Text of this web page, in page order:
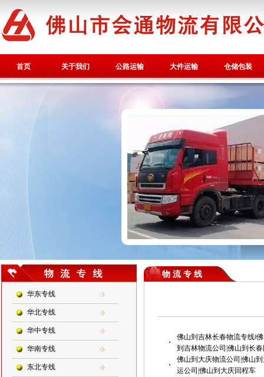
首页 关于我们 公路运输 大件运输 仓储包装
华东专线
华北专线
华中专线
华南专线
东北专线
物 流 专 线
·
佛山到吉林长春物流专线‖
到吉林物流公司|佛山到长
·
佛山到大庆物流公司|佛山
运公司|佛山到大庆回程车